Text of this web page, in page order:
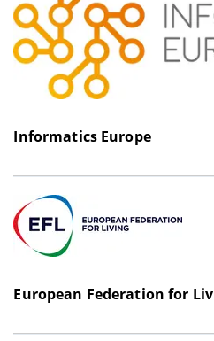
Informatics Europe
European Federation for